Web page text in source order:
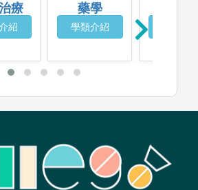
療
紹
藥學
學類介紹